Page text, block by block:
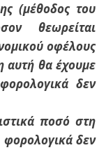
(μέθοδος του
θεωρείται
οφέλους
αυτή θα έχουμε
δεν
ποσό στη
φορολογικά δεν